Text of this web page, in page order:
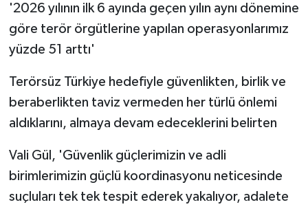
'2026 yılının ilk 6 ayında geçen yılın aynı dönemine
göre terör örgütlerine yapılan operasyonlarımız
yüzde 51 arttı'
Terörsüz Türkiye hedefiyle güvenlikten, birlik ve
beraberlikten taviz vermeden her türlü önlemi
aldıklarını, almaya devam edeceklerini belirten
Vali Gül, 'Güvenlik güçlerimizin ve adli
birimlerimizin güçlü koordinasyonu neticesinde
suçluları tek tek tespit ederek yakalıyor, adalete
SİYASET
TEKNOLOJİ
ÜLKE GÜNDEMİ